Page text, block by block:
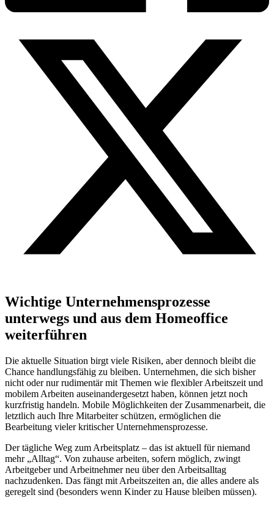
Wichtige Unternehmensprozesse
unterwegs und aus dem Homeoffice
weiterführen
Die aktuelle Situation birgt viele Risiken, aber dennoch bleibt die
Chance handlungsfähig zu bleiben. Unternehmen, die sich bisher
nicht oder nur rudimentär mit Themen wie flexibler Arbeitszeit und
mobilem Arbeiten auseinandergesetzt haben, können jetzt noch
kurzfristig handeln. Mobile Möglichkeiten der Zusammenarbeit, die
letztlich auch Ihre Mitarbeiter schützen, ermöglichen die
Bearbeitung vieler kritischer Unternehmensprozesse.
Der tägliche Weg zum Arbeitsplatz – das ist aktuell für niemand
mehr „Alltag“. Von zuhause arbeiten, sofern möglich, zwingt
Arbeitgeber und Arbeitnehmer neu über den Arbeitsalltag
nachzudenken. Das fängt mit Arbeitszeiten an, die alles andere als
geregelt sind (besonders wenn Kinder zu Hause bleiben müssen).